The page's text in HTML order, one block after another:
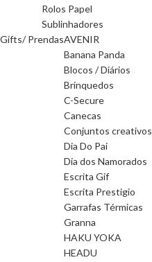
Rolos Papel
Sublinhadores
Gifts/ PrendasAVENIR
Banana Panda
Blocos / Diários
Brinquedos
C-Secure
Canecas
Conjuntos creativos
Dia Do Pai
Dia dos Namorados
Escrita Gif
Escrita Prestigio
Garrafas Térmicas
Granna
HAKU YOKA
HEADU